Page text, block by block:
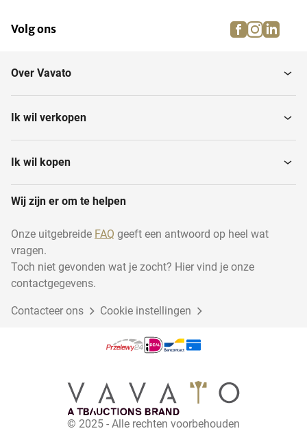
UV-drogers Matrijsplaten
Volg ons facebook
Over Vavato
Ik wil verkopen
Ik wil kopen
Wij zijn er om te helpen
Onze uitgebreide FAQ geeft een antwoord op heel wat
vragen.
Toch niet gevonden wat je zocht? Hier vind je onze
contactgegevens.
Contacteer ons Cookie instellingen
© 2025 - Alle rechten voorbehouden